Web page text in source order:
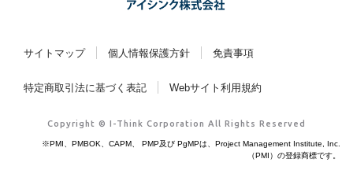
サイトマップ 個人情報保護方針 免責事項
特定商取引法に基づく表記 Webサイト利用規約
Copyright © I-Think Corporation All Rights Reserved
※PMI、PMBOK、CAPM、 PMP及び PgMPは、Project Management Institute, Inc.
（PMI）の登録商標です。